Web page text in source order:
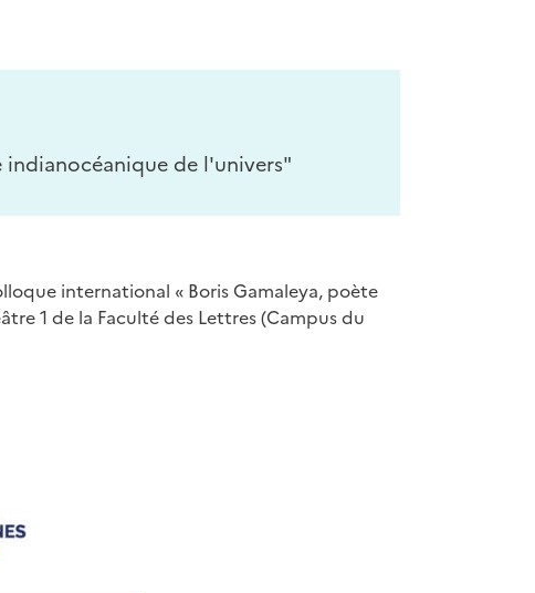
de l'univers"
international « Boris Gamaleya, poète
1 de la Faculté des Lettres (Campus du